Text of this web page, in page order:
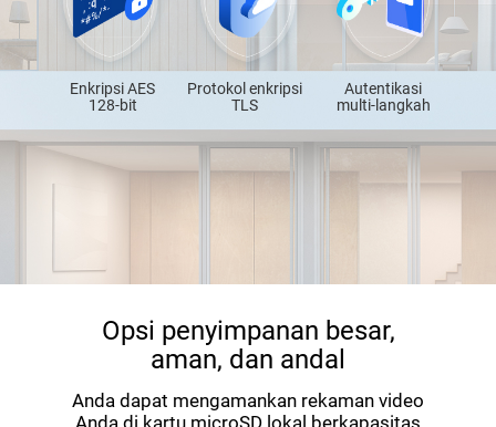
Enkripsi AES
128-bit
Protokol enkripsi
TLS
Autentikasi
multi-langkah
Opsi penyimpanan besar,
aman, dan andal
Anda dapat mengamankan rekaman video